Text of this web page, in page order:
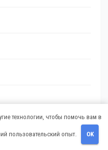
технологии, чтобы помочь вам в
пользовательский опыт. OK